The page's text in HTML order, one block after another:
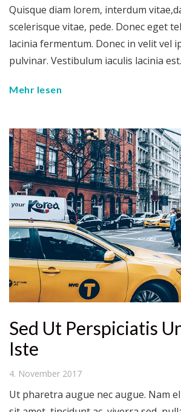
Quisque diam lorem, interdum
scelerisque vitae, pede. Donec eget
lacinia fermentum. Donec in velit vel
pulvinar. Vestibulum iaculis lacinia est.
Mehr lesen
Sed Ut Perspiciatis
Iste
4. November 2017
Ut pharetra augue nec augue. Nam